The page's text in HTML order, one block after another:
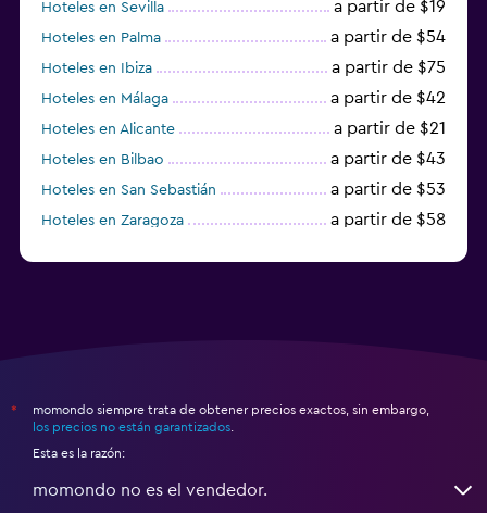
Hoteles en Sevilla a partir de $19
Hoteles en Palma a partir de $54
Hoteles en Ibiza a partir de $75
Hoteles en Málaga a partir de $42
Hoteles en Alicante a partir de $21
Hoteles en Bilbao a partir de $43
Hoteles en San Sebastián a partir de $53
Hoteles en Zaragoza a partir de $58
*
momondo siempre trata de obtener precios exactos, sin embargo,
los precios no están garantizados
Esta es la razón:
momondo no es el vendedor.